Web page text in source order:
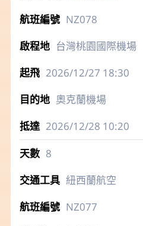
NZ078
台灣桃園國際機場
2026/12/27 18:30
奧克蘭機場
2026/12/28 10:20
8
紐西蘭航空
NZ077